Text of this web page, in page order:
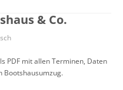
& Co.
PDF mit allen Terminen, Daten
Bootshausumzug.